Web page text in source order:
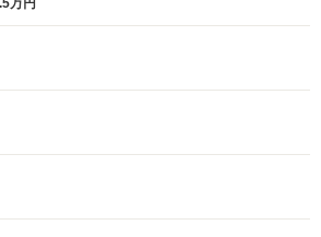
万円